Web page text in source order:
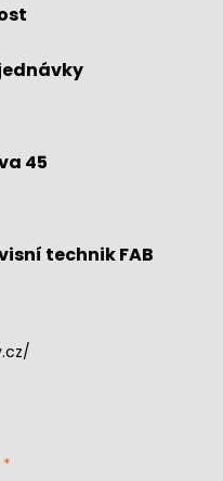
45
technik FAB
*